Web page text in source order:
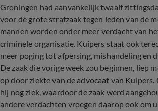
Groningen had aanvankelijk twaalf
voor de grote strafzaak tegen leden van de
mannen worden onder meer verdacht van
criminele organisatie. Kuipers staat ook
meer poging tot afpersing, mishandeling en
De zaak die vorige week zou beginnen, liep
op door ziekte van de advocaat van Kuipers.
hij nog ziek, waardoor de zaak werd
andere verdachten vroegen daarop ook om